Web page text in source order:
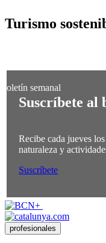
Turismo
Suscríbete al
Recibe cada jueves
naturaleza y
Suscríbete
profesionales